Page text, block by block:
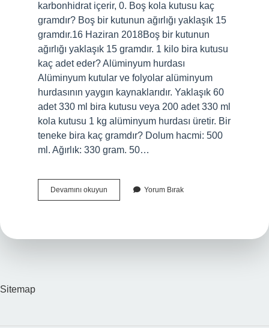
karbonhidrat içerir, 0. Boş kola kutusu kaç
gramdır? Boş bir kutunun ağırlığı yaklaşık 15
gramdır.16 Haziran 2018Boş bir kutunun
ağırlığı yaklaşık 15 gramdır. 1 kilo bira kutusu
kaç adet eder? Alüminyum hurdası
Alüminyum kutular ve folyolar alüminyum
hurdasının yaygın kaynaklarıdır. Yaklaşık 60
adet 330 ml bira kutusu veya 200 adet 330 ml
kola kutusu 1 kg alüminyum hurdası üretir. Bir
teneke bira kaç gramdır? Dolum hacmi: 500
ml. Ağırlık: 330 gram. 50…
Devamını okuyun
Bira
Yorum Bırak
Sitemap